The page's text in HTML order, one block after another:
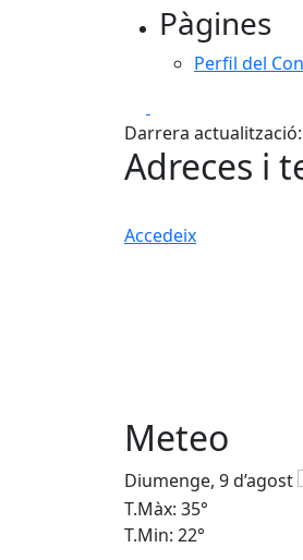
Pàgines
Perfil del
Darrera
Adreces i
Accedeix
Meteo
Diumenge, 9 d’agost
T.Màx: 35°
T.Min: 22°